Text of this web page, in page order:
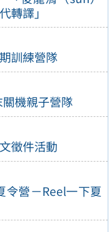
轉譯」
訓練營隊
機親子營隊
徵件活動
令營－Reel一下夏